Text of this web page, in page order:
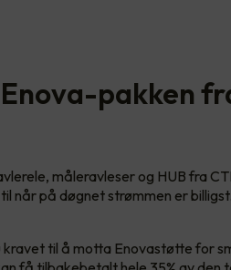
pakken
måleravleser og HUB fra
når på døgnet strømmen er
til å motta Enovastøtte for